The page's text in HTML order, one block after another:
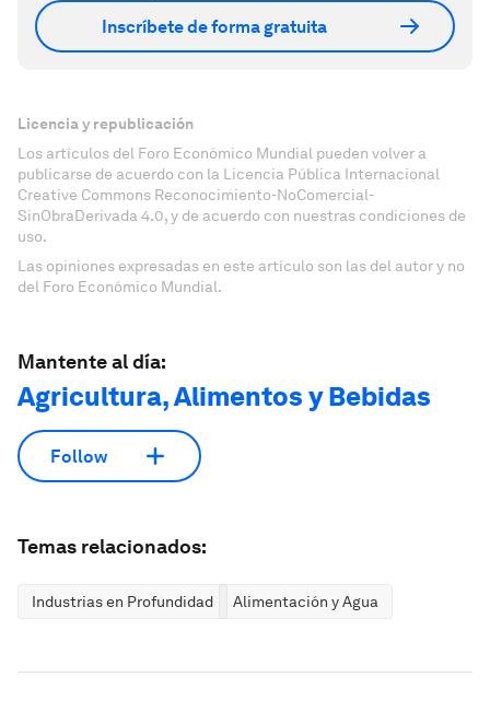
Inscríbete de forma gratuita
Licencia y republicación
Los artículos del Foro Económico Mundial pueden volver a
publicarse de acuerdo con la Licencia Pública Internacional
Creative Commons Reconocimiento-NoComercial-
SinObraDerivada 4.0, y de acuerdo con nuestras condiciones de
uso.
Las opiniones expresadas en este artículo son las del autor y no
del Foro Económico Mundial.
Mantente al día:
Agricultura, Alimentos y Bebidas
Follow
Temas relacionados:
Industrias en Profundidad Alimentación y Agua